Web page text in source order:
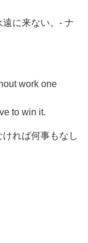
に来ない。- ナ
work one
to win it.
れば何事もなし